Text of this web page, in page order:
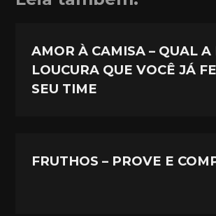
AMOR À CAMISA – QUAL A
LOUCURA QUE VOCÊ JÁ
SEU TIME
FRUTHOS – PROVE E